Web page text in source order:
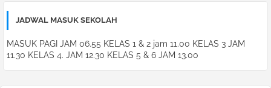
JADWAL MASUK SEKOLAH
MASUK PAGI JAM 06.55 KELAS 1 & 2 jam 11.00 KELAS 3 JAM
11.30 KELAS 4. JAM 12.30 KELAS 5 & 6 JAM 13.00